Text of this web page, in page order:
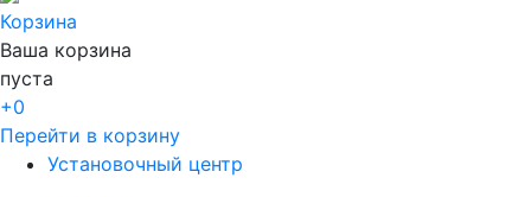
Корзина
Ваша корзина
пуста
+0
Перейти в корзину
Установочный центр